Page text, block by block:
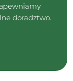
doradztwo.